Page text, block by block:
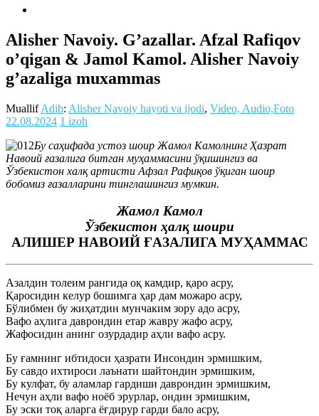
Alisher Navoiy. G’azallar. Afzal Rafiqov
o’qigan & Jamol Kamol. Alisher Navoiy
g’azaliga muxammas
MuallifAdib: Alisher Navoiy hayoti va ijodi, Video, Audio,Foto
22.08.2024 1 izoh
Бу саҳифада устоз шоир Жамол Камолнинг Ҳазрат
Навоий ғазалига битган муҳаммасини ўқишингиз ва
Ўзбекистон халқ артисти Афзал Рафиқов ўқиган шоир
бобомиз ғазалларини тинглашингиз мумкин.
Жамол Камол
Ўзбекистон ҳалқ шоири
АЛИШЕР НАВОИЙ ҒАЗАЛИГА МУҲАММАС
Азалдин толеим рангида оқ камдир, қаро асру,
Қаросидин келур бошимга ҳар дам можаро асру,
Бўлибмен бу жиҳатдин мунчаким зору адо асру,
Вафо аҳлига даврондин етар жавру жафо асру,
Жафосидин анинг озурдадир аҳли вафо асру.
Бу ғамнинг ибтидоси ҳазрати Инсондин эрмишким,
Бу савдо ихтироси лаънати шайтондин эрмишким,
Бу кулфат, бу аламлар гардиши даврондин эрмишким,
Нечун аҳли вафо ноёб эрурлар, ондин эрмишким,
Бу эски тоқ аларга ёғдирур гарди бало асру,